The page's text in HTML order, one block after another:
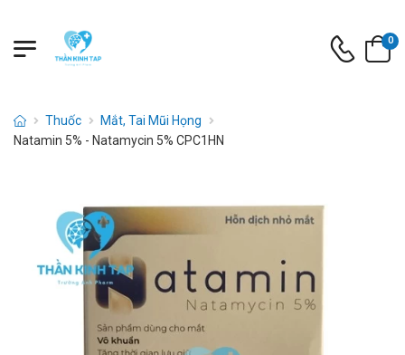
0
Thuốc
Mắt, Tai Mũi Họng
Natamin 5% - Natamycin 5% CPC1HN